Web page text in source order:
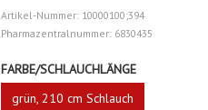
Artikel-Nummer: 10000100;394
Pharmazentralnummer: 6830435
FARBE/SCHLAUCHLÄNGE
grün, 210 cm Schlauch